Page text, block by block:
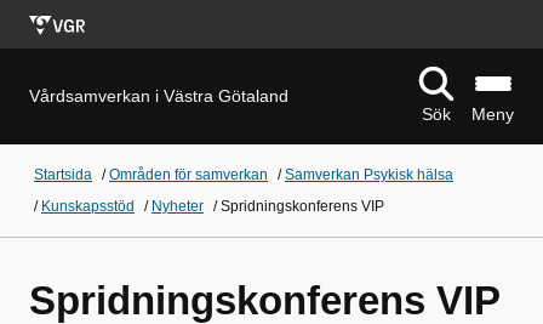
Vårdsamverkan i Västra Götaland
Sök
Meny
Startsida /Områden för samverkan /Samverkan Psykisk hälsa
/ Kunskapsstöd / Nyheter /Spridningskonferens VIP
Spridningskonferens VIP